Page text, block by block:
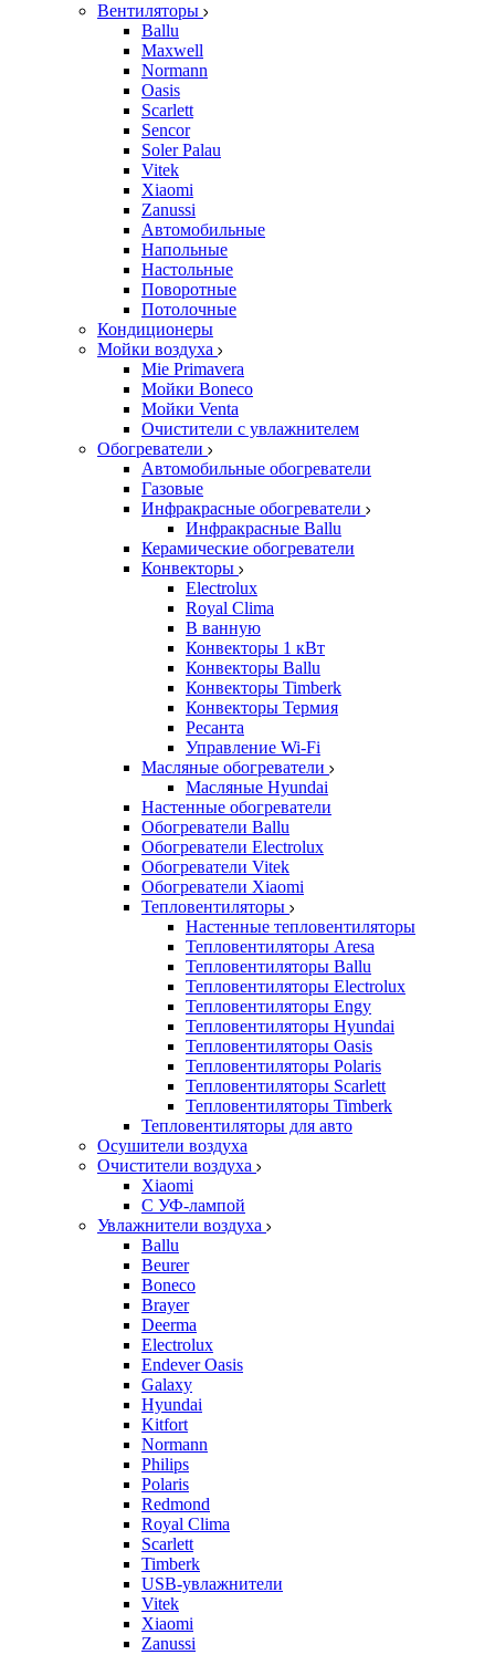
Вентиляторы
Ballu
Maxwell
Normann
Oasis
Scarlett
Sencor
Soler Palau
Vitek
Xiaomi
Zanussi
Автомобильные
Напольные
Настольные
Поворотные
Потолочные
Кондиционеры
Мойки воздуха
Mie Primavera
Мойки Boneco
Мойки Venta
Очистители с увлажнителем
Обогреватели
Автомобильные обогреватели
Газовые
Инфракрасные обогреватели
Инфракрасные Ballu
Керамические обогреватели
Конвекторы
Electrolux
Royal Clima
В ванную
Конвекторы 1 кВт
Конвекторы Ballu
Конвекторы Timberk
Конвекторы Термия
Ресанта
Управление Wi-Fi
Масляные обогреватели
Масляные Hyundai
Настенные обогреватели
Обогреватели Ballu
Обогреватели Electrolux
Обогреватели Vitek
Обогреватели Xiaomi
Тепловентиляторы
Настенные тепловентиляторы
Тепловентиляторы Aresa
Тепловентиляторы Ballu
Тепловентиляторы Electrolux
Тепловентиляторы Engy
Тепловентиляторы Hyundai
Тепловентиляторы Oasis
Тепловентиляторы Polaris
Тепловентиляторы Scarlett
Тепловентиляторы Timberk
Тепловентиляторы для авто
Осушители воздуха
Очистители воздуха
Xiaomi
С УФ-лампой
Увлажнители воздуха
Ballu
Beurer
Boneco
Brayer
Deerma
Electrolux
Endever Oasis
Galaxy
Hyundai
Kitfort
Normann
Philips
Polaris
Redmond
Royal Clima
Scarlett
Timberk
USB-увлажнители
Vitek
Xiaomi
Zanussi